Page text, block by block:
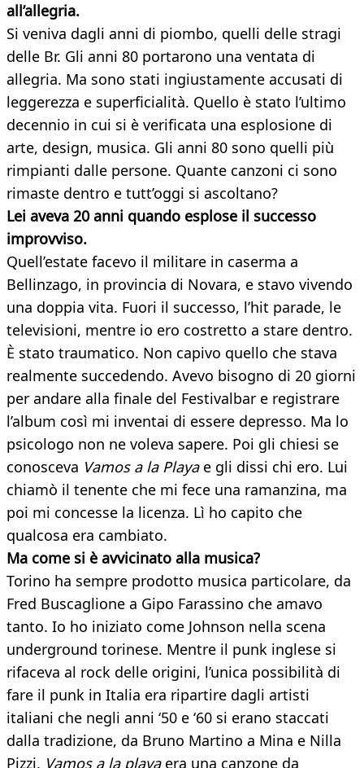
all’allegria.
Si veniva dagli anni di piombo, quelli delle stragi
delle Br. Gli anni 80 portarono una ventata di
allegria. Ma sono stati ingiustamente accusati di
leggerezza e superficialità. Quello è stato l’ultimo
decennio in cui si è verificata una esplosione di
arte, design, musica. Gli anni 80 sono quelli più
rimpianti dalle persone. Quante canzoni ci sono
rimaste dentro e tutt’oggi si ascoltano?
Lei aveva 20 anni quando esplose il successo
improvviso.
Quell’estate facevo il militare in caserma a
Bellinzago, in provincia di Novara, e stavo vivendo
una doppia vita. Fuori il successo, l’hit parade, le
televisioni, mentre io ero costretto a stare dentro.
È stato traumatico. Non capivo quello che stava
realmente succedendo. Avevo bisogno di 20 giorni
per andare alla finale del Festivalbar e registrare
l’album così mi inventai di essere depresso. Ma lo
psicologo non ne voleva sapere. Poi gli chiesi se
conosceva Vamos a la Playae gli dissi chi ero. Lui
chiamò il tenente che mi fece una ramanzina, ma
poi mi concesse la licenza. Lì ho capito che
qualcosa era cambiato.
Ma come si è avvicinato alla musica?
Torino ha sempre prodotto musica particolare, da
Fred Buscaglione a Gipo Farassino che amavo
tanto. Io ho iniziato come Johnson nella scena
underground torinese. Mentre il punk inglese si
rifaceva al rock delle origini, l’unica possibilità di
fare il punk in Italia era ripartire dagli artisti
italiani che negli anni ‘50 e ‘60 si erano staccati
dalla tradizione, da Bruno Martino a Mina e Nilla
Pizzi. Vamos a la playaera una canzone da